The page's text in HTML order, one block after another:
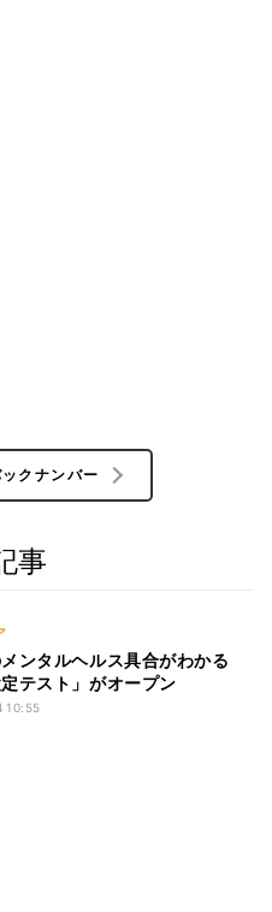
クナンバー
事
ンタルヘルス具合がわかる
定テスト」がオープン
10:55